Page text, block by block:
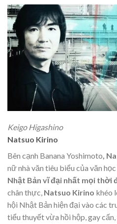
Keigo Higashino
Natsuo Kirino
Bên cạnh Banana Yoshimoto,
nữ nhà văn tiêu biểu của văn
Nhật Bản vĩ đại nhất mọi thời
chân thực, Natsuo Kirino khéo
hội Nhật Bản hiện đại vào các
tiểu thuyết vừa hồi hộp, gay